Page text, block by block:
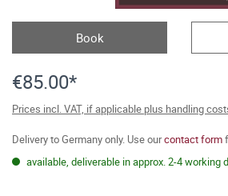
Book
€85.00*
Prices incl. VAT, if applicable plus handling
Delivery to Germany only. Use ourcontact form
available, deliverable in approx. 2-4 working